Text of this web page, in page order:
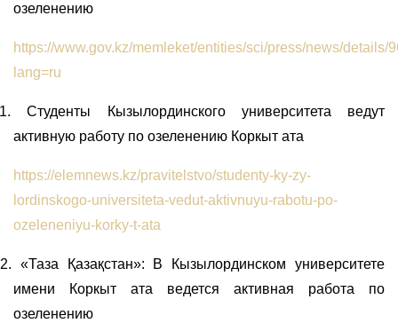
озеленению
https://www.gov.kz/memleket/entities/sci/press/news/details/
lang=ru
Студенты Кызылординского университета ведут
активную работу по озеленению Коркыт ата
https://elemnews.kz/pravitelstvo/studenty-ky-zy-
lordinskogo-universiteta-vedut-aktivnuyu-rabotu-po-
ozeleneniyu-korky-t-ata
«Таза Қазақстан»: В Кызылординском университете
имени Коркыт ата ведется активная работа по
озеленению